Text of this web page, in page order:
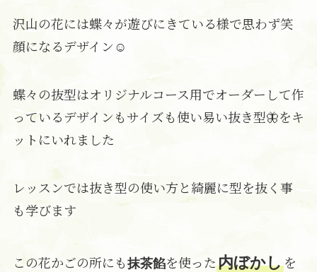
沢山の花には蝶々が遊びにきている様で思わず笑
顔になるデザイン☺
蝶々の抜型はオリジナルコース用でオーダーして作
っているデザインもサイズも使い易い抜き型🦋をキ
ットにいれました
レッスンでは抜き型の使い方と綺麗に型を抜く事
も学びます
この花かごの所にも 抹茶餡を使った内ぼかしを